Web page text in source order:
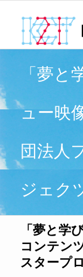
「夢と
ュー映
団法人
ジェク
「夢と学
コンテン
スタープ